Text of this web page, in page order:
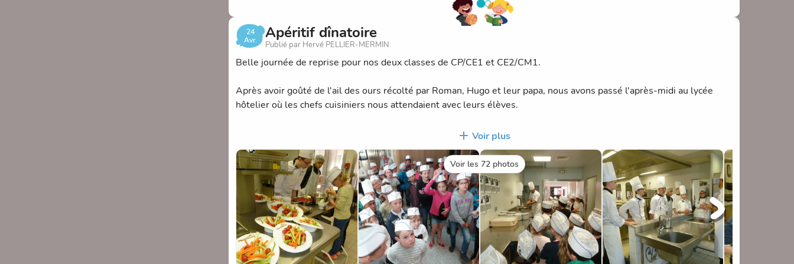
Charlotte
Xonrupt-Longemer
5
Sara
Le Tholy
24
Avr.
Apéritif dînatoire
Publié par Hervé PELLIER-MERMIN
Belle journée de reprise pour nos deux classes de CP/CE1 et CE2/CM1.
Après avoir goûté de l'ail des ours récolté par Roman, Hugo et leur papa, nous avons passé l'après-midi au lycée
hôtelier où les chefs cuisiniers nous attendaient avec leurs élèves.
Les plus grands ont chapeauté les plus petits dans la réalisation des différents mets et amuse-bouches que les
parents ont dégustés en soirée.
Un grand merci à Romaric, Olivier et toute l'équipe du lycée hôtelier qui nous ont offert une soirée fort appréciée de
toutes les familles.
On a mangé avec Papa et Maman, c’était du dessert. Et on a porté les plateaux. Elvina
Voir plus
Voir les 72 photos